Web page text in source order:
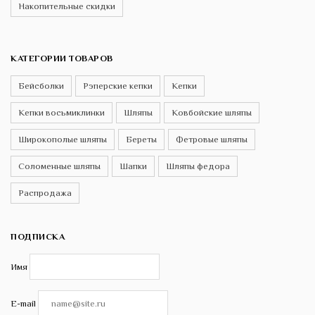
Накопительные скидки
КАТЕГОРИИ ТОВАРОВ
Бейсболки Рэперские кепки Кепки
Кепки восьмиклинки Шляпы Ковбойские шляпы
Широкополые шляпы Береты Фетровые шляпы
Соломенные шляпы Шапки Шляпы федора
Распродажа
ПОДПИСКА
Имя
E-mail